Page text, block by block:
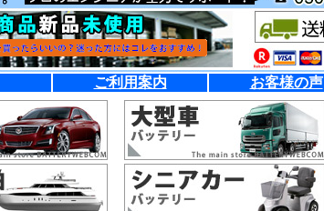
ご利用案内 お客様の声